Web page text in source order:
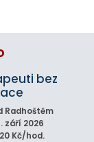
bez
Radhoštěm
září 2026
Kč/hod.